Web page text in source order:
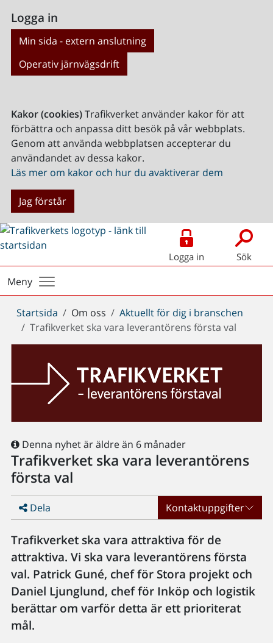
Logga in
Min sida - extern anslutning
Operativ järnvägsdrift
Kakor (cookies)Trafikverket använder kakor för att
förbättra och anpassa ditt besök på vår webbplats.
Genom att använda webbplatsen accepterar du
användandet av dessa kakor.
Läs mer om kakor och hur du avaktiverar dem
Jag förstår
Logga in Sök
Meny
Du
är
här:
Startsida Om oss
Aktuellt för dig i branschen
Trafikverket ska vara leverantörens första val
Denna nyhet är äldre än 6 månader
Trafikverket ska vara leverantörens
första val
Dela Kontaktuppgifter
Trafikverket ska vara attraktiva för de
attraktiva. Vi ska vara leverantörens första
val. Patrick Guné, chef för Stora projekt och
Daniel Ljunglund, chef för Inköp och logistik
berättar om varför detta är ett prioriterat
mål.